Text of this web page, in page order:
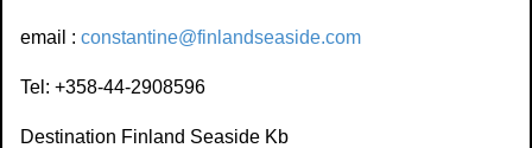
email : constantine@finlandseaside.com
Tel: +358-44-2908596
Destination Finland Seaside Kb